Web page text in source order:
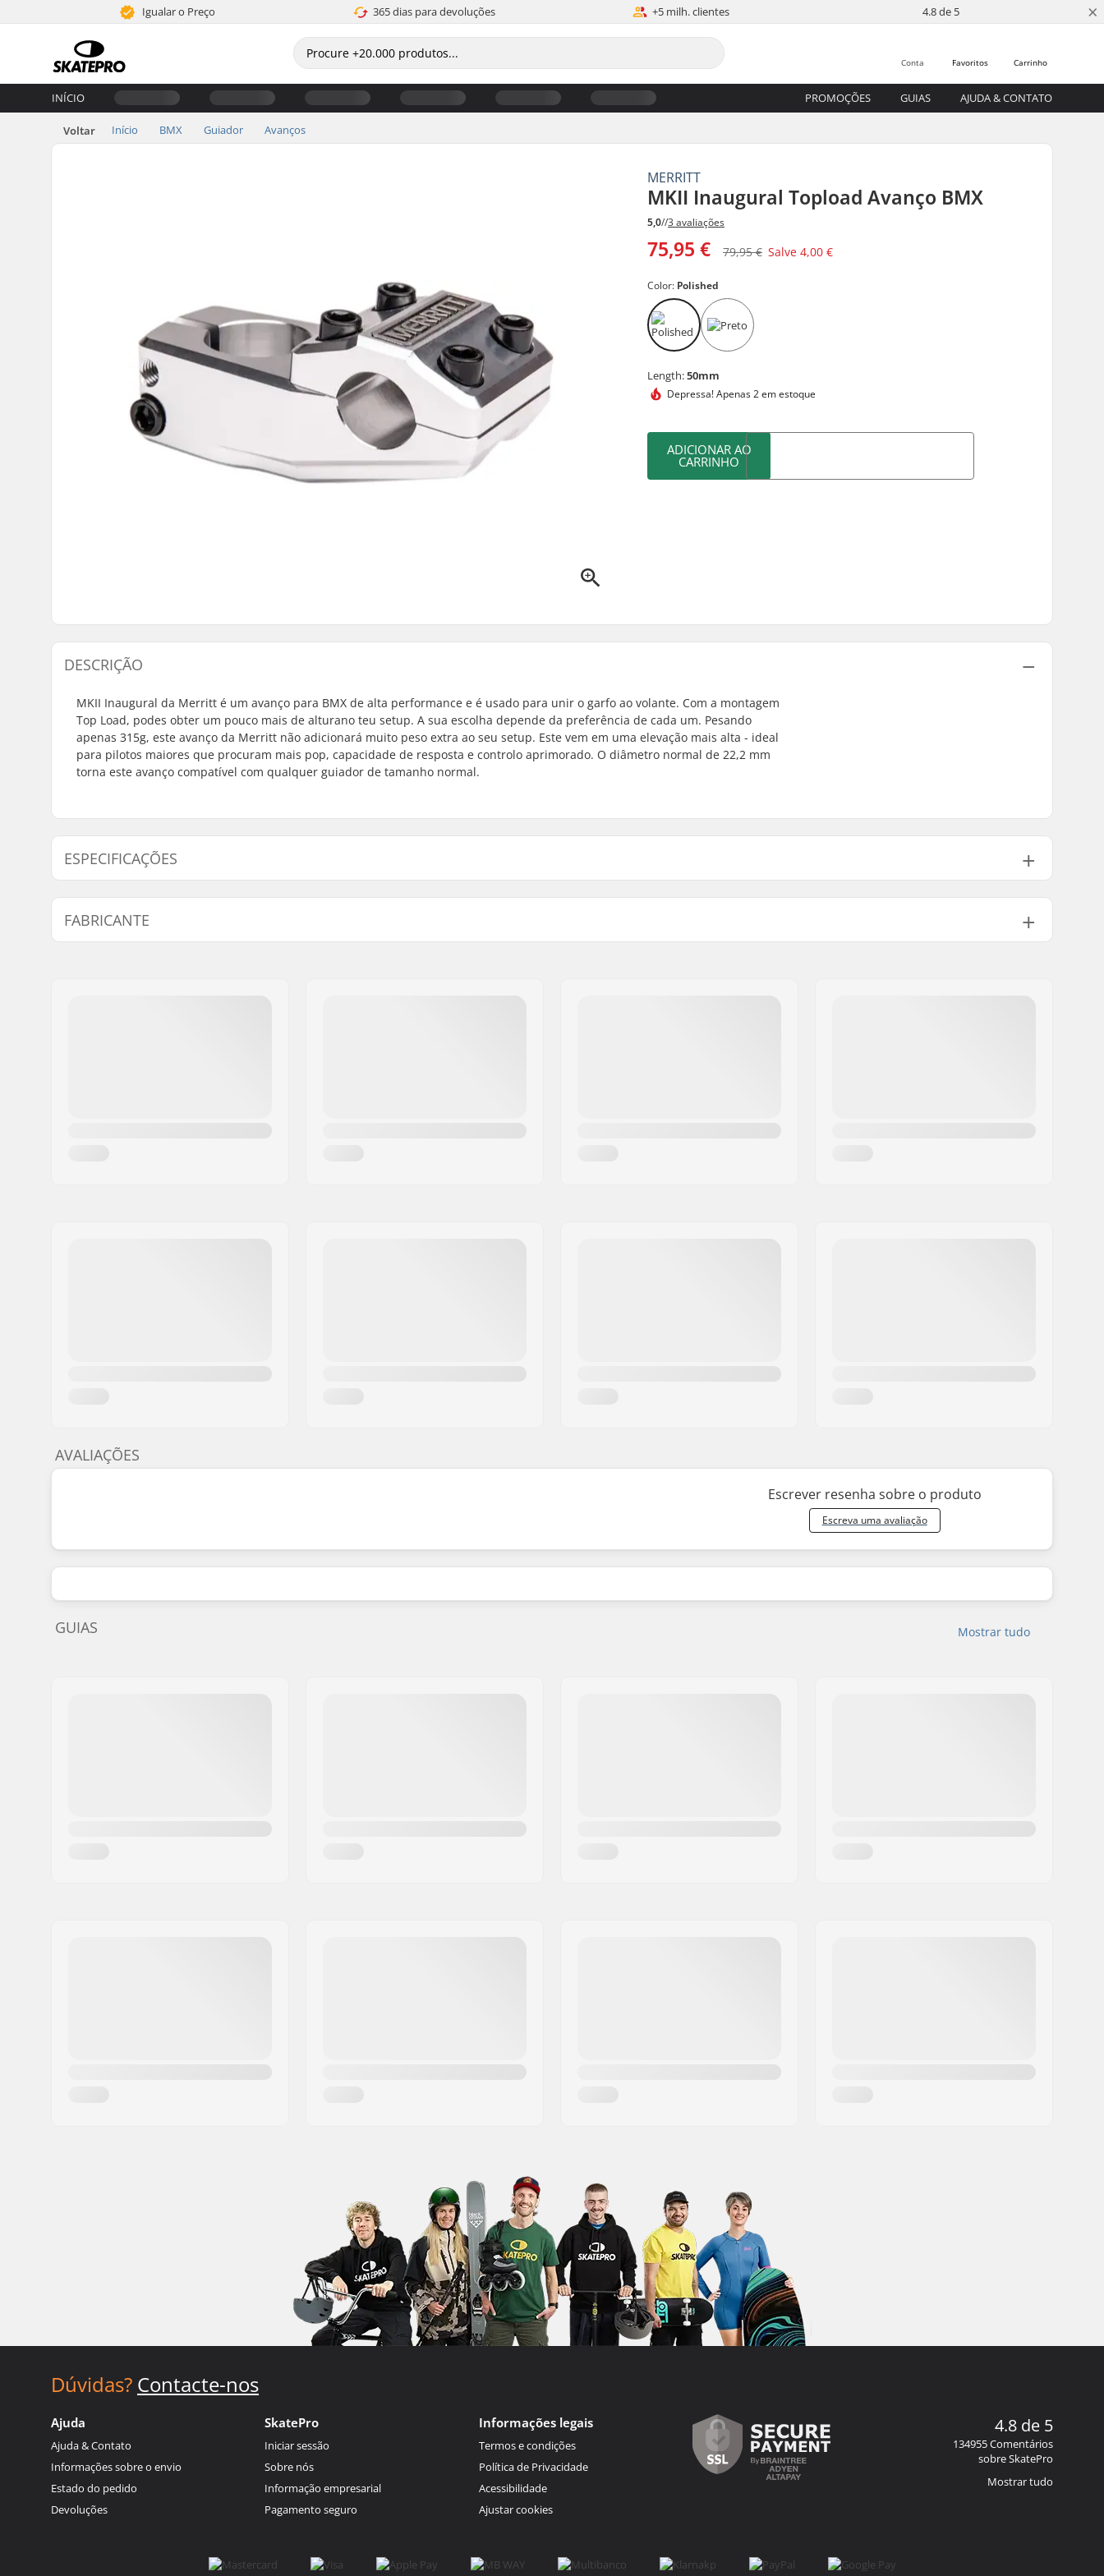
Igualar o Preço 365 dias para devoluções +5 milh. clientes 4.8 de 5 ×
Carrinho
Favoritos
Conta
INÍCIO PROMOÇÕES GUIAS AJUDA & CONTATO
Voltar Início BMX Guiador Avanços
MERRITT
MKII Inaugural Topload Avanço BMX
5,0//3 avaliações
75,95 € 79,95 € Salve4,00 €
Color: Polished
Length:50mm
Depressa!Apenas 2 em estoque
ADICIONAR AO
CARRINHO
DESCRIÇÃO
MKII Inaugural da Merritt é um avanço para BMX de alta performance e é usado para unir o garfo ao volante. Com a montagem
Top Load, podes obter um pouco mais de alturano teu setup. A sua escolha depende da preferência de cada um. Pesando
apenas 315g, este avanço da Merritt não adicionará muito peso extra ao seu setup. Este vem em uma elevação mais alta - ideal
para pilotos maiores que procuram mais pop, capacidade de resposta e controlo aprimorado. O diâmetro normal de 22,2 mm
torna este avanço compatível com qualquer guiador de tamanho normal.
ESPECIFICAÇÕES
Tipo/Comprimento do Avanço:
50mm, Carga superior
Altura do avanço:
Diâmetro do Avanço:
22.2mm
Peso:
315g
FABRICANTE
AVALIAÇÕES
Escrever resenha sobre o produto
Escreva uma avaliação
Mostrar tudo
GUIAS
Dúvidas? Contacte-nos
Ajuda
Ajuda & Contato
Informações sobre o envio
Estado do pedido
Devoluções
SkatePro
Iniciar sessão
Sobre nós
Informação empresarial
Pagamento seguro
Informações legais
Termos e condições
Política de Privacidade
Acessibilidade
Ajustar cookies
4.8 de 5
134955 Comentários
sobre SkatePro
Mostrar tudo